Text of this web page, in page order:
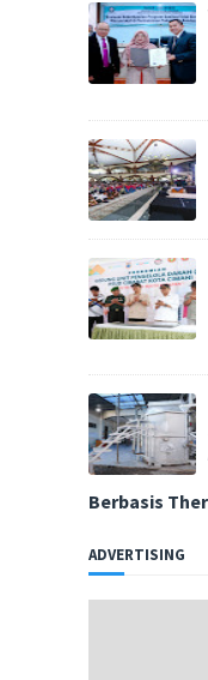
Berbasis
ADVERTISING